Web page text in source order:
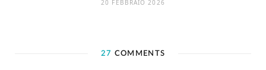
20 FEBBRAIO 2026
27 COMMENTS